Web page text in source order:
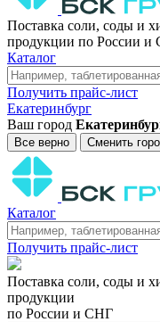
Поставка соли, соды и
продукции по России и
Каталог
Получить прайс-лист
Екатеринбург
Ваш город
Все верно Сменить
Каталог
Получить прайс-лист
Поставка соли, соды и
продукции
по России и СНГ